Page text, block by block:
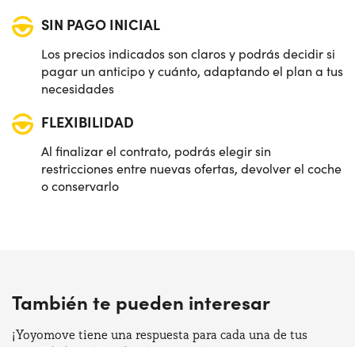
SIN PAGO INICIAL
Los precios indicados son claros y podrás decidir si
pagar un anticipo y cuánto, adaptando el plan a tus
necesidades
FLEXIBILIDAD
Al finalizar el contrato, podrás elegir sin
restricciones entre nuevas ofertas, devolver el coche
o conservarlo
También te pueden interesar
¡Yoyomove tiene una respuesta para cada una de tus